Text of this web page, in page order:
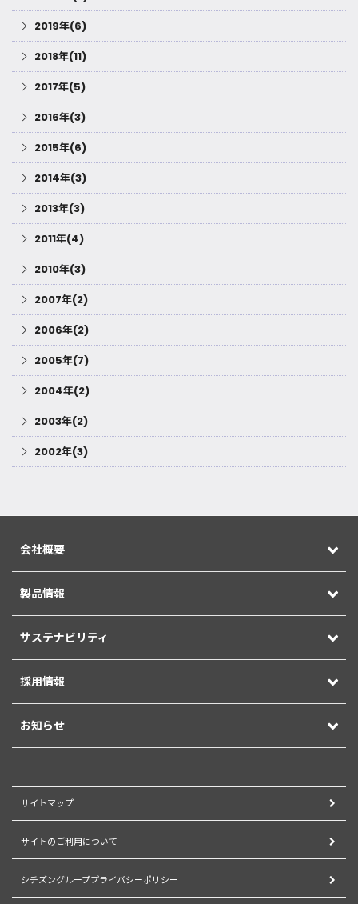
2019年(6)
2018年(11)
2017年(5)
2016年(3)
2015年(6)
2014年(3)
2013年(3)
2011年(4)
2010年(3)
2007年(2)
2006年(2)
2005年(7)
2004年(2)
2003年(2)
2002年(3)
会社概要
製品情報
サステナビリティ
採用情報
お知らせ
サイトマップ
サイトのご利用について
シチズングループプライバシーポリシー